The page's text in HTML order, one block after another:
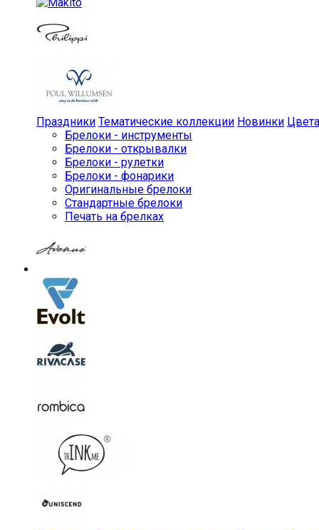
Праздники Тематические коллекции Новинки Цвета
Брелоки - инструменты
Брелоки - открывалки
Брелоки - рулетки
Брелоки - фонарики
Оригинальные брелоки
Стандартные брелоки
Печать на брелках